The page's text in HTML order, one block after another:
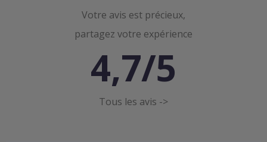
Votre avis est précieux,
partagez votre expérience
4,7/5
Tous les avis ->